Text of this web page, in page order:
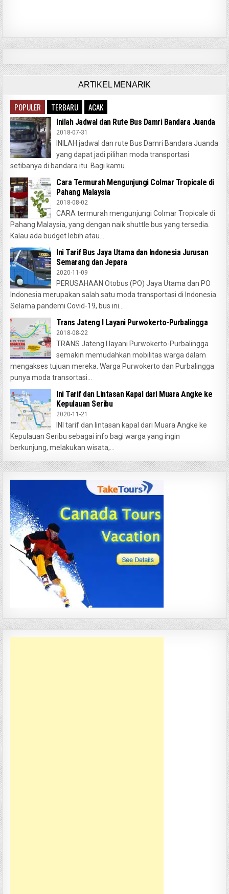
ARTIKEL MENARIK
POPULER TERBARU ACAK
Inilah Jadwal dan Rute Bus Damri Bandara Juanda
2018-07-31
INILAH jadwal dan rute Bus Damri Bandara Juanda
yang dapat jadi pilihan moda transportasi
setibanya di bandara itu. Bagi kamu...
Cara Termurah Mengunjungi Colmar Tropicale di
Pahang Malaysia
2018-08-02
CARA termurah mengunjungi Colmar Tropicale di
Pahang Malaysia, yang dengan naik shuttle bus yang tersedia.
Kalau ada budget lebih atau...
Ini Tarif Bus Jaya Utama dan Indonesia Jurusan
Semarang dan Jepara
2020-11-09
PERUSAHAAN Otobus (PO) Jaya Utama dan PO
Indonesia merupakan salah satu moda transportasi di Indonesia.
Selama pandemi Covid-19, bus ini...
Trans Jateng I Layani Purwokerto-Purbalingga
2018-08-22
TRANS Jateng I layani Purwokerto-Purbalingga
semakin memudahkan mobilitas warga dalam
mengakses tujuan mereka. Warga Purwokerto dan Purbalingga
punya moda transortasi...
Ini Tarif dan Lintasan Kapal dari Muara Angke ke
Kepulauan Seribu
2020-11-21
INI tarif dan lintasan kapal dari Muara Angke ke
Kepulauan Seribu sebagai info bagi warga yang ingin
berkunjung, melakukan wisata,...